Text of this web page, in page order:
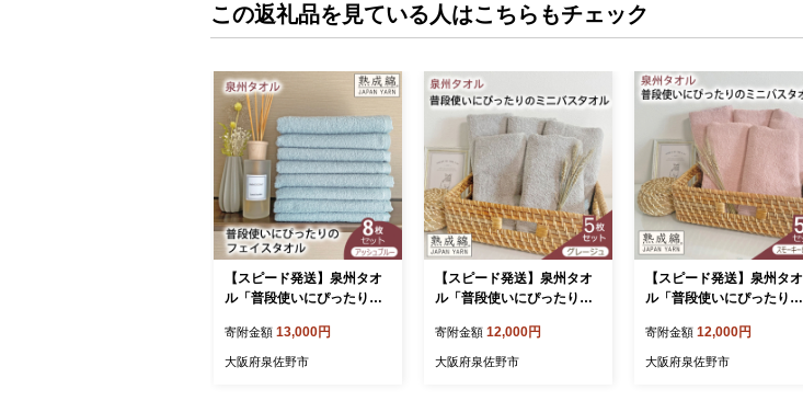
この返礼品を見ている人はこちらもチェック
【スピード発送】泉州タオ
ル「普段使いにぴったりの
ト（アッシュブルー）【泉
州タオル 国産 吸水 普段使
寄附金額 13,000円
大阪府泉佐野市
【スピード発送】泉州タオ
ル「普段使いにぴったりの
ト（グレージュ）【泉州タ
オル 国産 吸水 普段使い 無
寄附金額 12,000円
大阪府泉佐野市
【スピード発送】泉州タオ
ル「普段使いにぴったりの
ト（スモーキーピンク）
【泉州タオル 国産 吸水 普
寄附金額 12,000円
大阪府泉佐野市